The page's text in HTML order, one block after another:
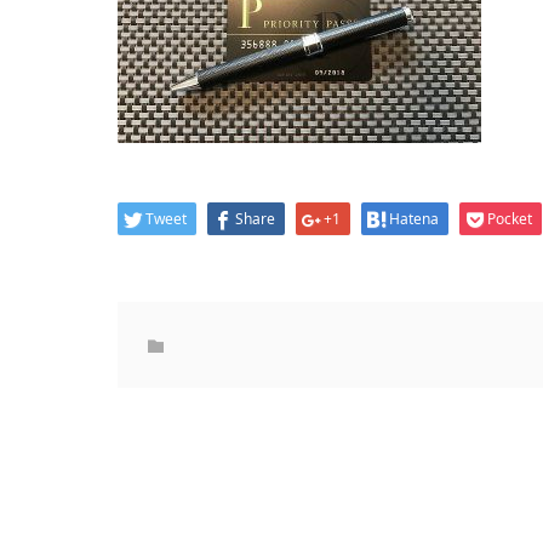
Tweet Share +1 Hatena Pocket